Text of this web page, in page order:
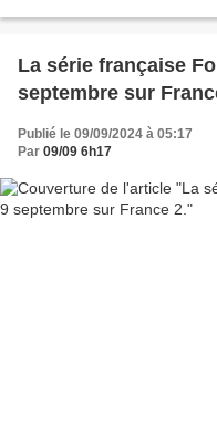
La série française
septembre sur
Publié le 09/09/2024 à 05:17
Par 09/09 6h17